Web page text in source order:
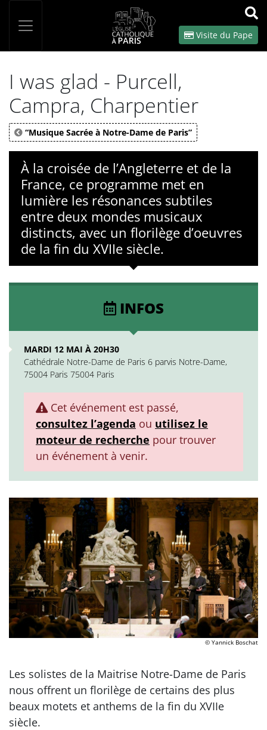
OK
Visite du Pape
I was glad - Purcell,
Campra, Charpentier
“Musique Sacrée à Notre-Dame de Paris”
À la croisée de l’Angleterre et de la
France, ce programme met en
lumière les résonances subtiles
entre deux mondes musicaux
distincts, avec un florilège d’oeuvres
de la fin du XVIIe siècle.
INFOS
MARDI 12 MAI À 20H30
Cathédrale Notre-Dame de Paris 6 parvis Notre-Dame,
75004 Paris 75004 Paris
Cet événement est passé,
consultez l’agenda ou utilisez le
moteur de recherche pour trouver
un événement à venir.
© Yannick Boschat
Les solistes de la Maitrise Notre-Dame de Paris
nous offrent un florilège de certains des plus
beaux motets et anthems de la fin du XVIIe
siècle.
Panneau de gestion des cookies